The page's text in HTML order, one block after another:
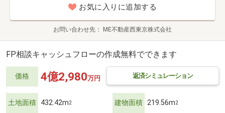
お気に入りに追加する
お問い合わせ先 ME不動産西東京株式会社
FP相談キャッシュフローの作成無料でできます
価格 返済シミュレーション
4億2,980万円
土地面積 432.42m2 建物面積 219.56m2